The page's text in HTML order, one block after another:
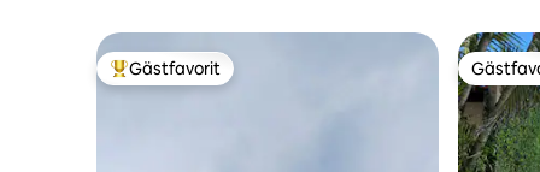
Populär gästfavorit
Gästfavorit